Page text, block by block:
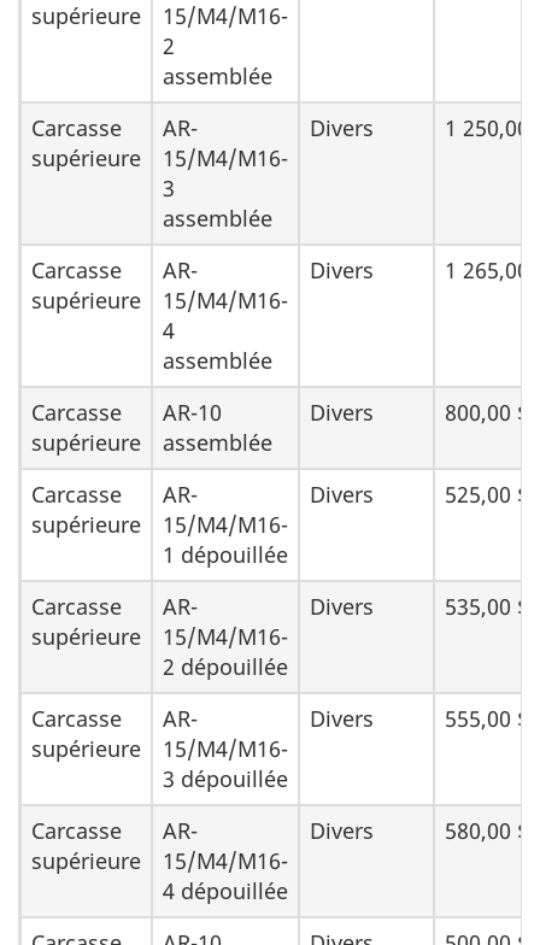
supérieure
15/M4/M16-
2
assemblée
Carcasse
supérieure
AR-
15/M4/M16-
3
assemblée
Divers 1 250,00
Carcasse
supérieure
AR-
15/M4/M16-
4
assemblée
Divers 1 265,00
Carcasse
supérieure
AR-10
assemblée
Divers 800,00 $
Carcasse
supérieure
AR-
15/M4/M16-
1 dépouillée
Divers 525,00 $
Carcasse
supérieure
AR-
15/M4/M16-
2 dépouillée
Divers 535,00 $
Carcasse
supérieure
AR-
15/M4/M16-
3 dépouillée
Divers 555,00 $
Carcasse
supérieure
AR-
15/M4/M16-
4 dépouillée
Divers 580,00 $